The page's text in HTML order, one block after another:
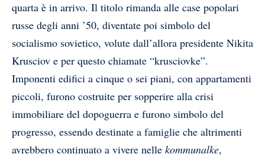
quarta è in arrivo. Il titolo rimanda alle case popolari
russe degli anni ’50, diventate poi simbolo del
socialismo sovietico, volute dall’allora presidente Nikita
Krusciov e per questo chiamate “krusciovke”.
Imponenti edifici a cinque o sei piani, con appartamenti
piccoli, furono costruite per sopperire alla crisi
immobiliare del dopoguerra e furono simbolo del
progresso, essendo destinate a famiglie che altrimenti
avrebbero continuato a vivere nelle kommunalke,